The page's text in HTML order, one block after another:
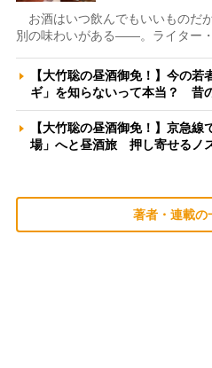
お酒はいつ飲んでもいいものだ
別の味わいがある――。ライター
【大竹聡の昼酒御免！】今の
ギ」を知らないって本当？ 昔
【大竹聡の昼酒御免！】京急
場」へと昼酒旅 押し寄せるノ
著者・連載の